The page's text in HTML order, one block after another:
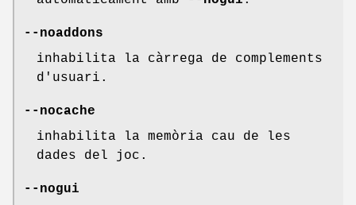
--noaddons
inhabilita la càrrega de complements
d'usuari.
--nocache
inhabilita la memòria cau de les
dades del joc.
--nogui